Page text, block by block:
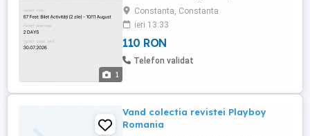
1
persoane urgent vand
Constanta, Constanta
ieri 13:33
110 RON
Telefon validat
Vand colectia revistei Playboy
Romania